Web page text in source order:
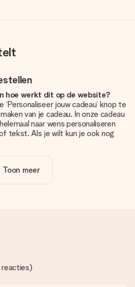
hoe werkt dit op de website?
‘Personaliseer jouw cadeau’ knop te
van je cadeau. In onze cadeau
naar wens personaliseren
tekst. Als je wilt kun je ook nog
inbegrepen?
wordt getoond is inclusief de
bent over de kwaliteit van je
met onze klantenservice en stuur
dat je wilt bestellen. Zij kunnen
Toon meer
)